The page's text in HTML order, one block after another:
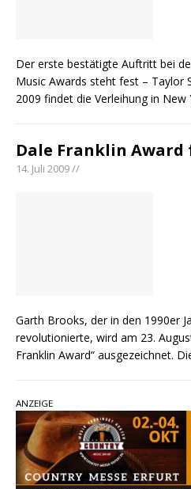
Der erste bestätigte Auftritt bei
Music Awards steht fest – Taylor
2009 findet die Verleihung in
Dale Franklin
14. Juli 2009 //
Garth Brooks, der in den 1990er
revolutionierte, wird am 23.
Franklin Award“ ausgezeichnet.
ANZEIGE